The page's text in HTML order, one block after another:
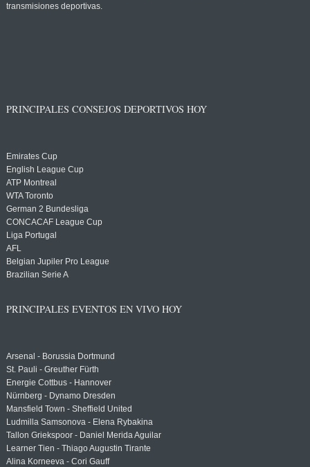
transmisiones deportivas.
PRINCIPALES CONSEJOS DEPORTIVOS HOY
Emirates Cup
English League Cup
ATP Montreal
WTA Toronto
German 2 Bundesliga
CONCACAF League Cup
Liga Portugal
AFL
Belgian Jupiler Pro League
Brazilian Serie A
PRINCIPALES EVENTOS EN VIVO HOY
Arsenal - Borussia Dortmund
St. Pauli - Greuther Fürth
Energie Cottbus - Hannover
Nürnberg - Dynamo Dresden
Mansfield Town - Sheffield United
Ludmilla Samsonova - Elena Rybakina
Tallon Griekspoor - Daniel Merida Aguilar
Learner Tien - Thiago Augustin Tirante
Alina Korneeva - Cori Gauff